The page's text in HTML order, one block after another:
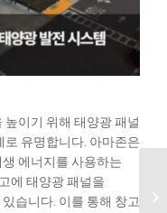
이기 위해 태양광 패널
유명합니다. 아마존은
에너지를 사용하는
에 태양광 패널을
습니다. 이를 통해 창고